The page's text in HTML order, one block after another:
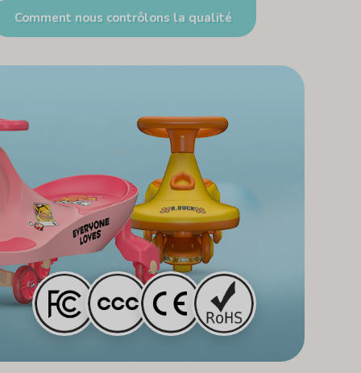
Comment nous contrôlons la qualité